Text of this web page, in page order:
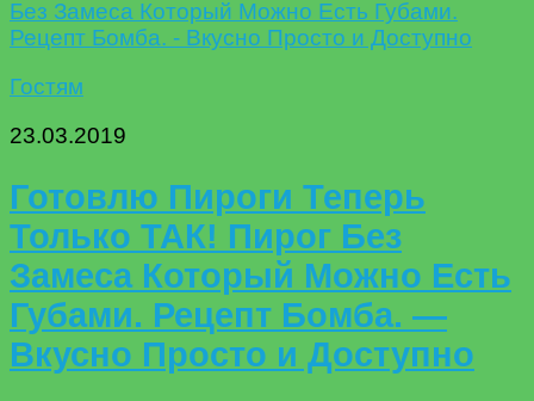
Гостям
23.03.2019
Готовлю Пироги Теперь
Только ТАК! Пирог Без
Замеса Который Можно Есть
Губами. Рецепт Бомба. —
Вкусно Просто и Доступно